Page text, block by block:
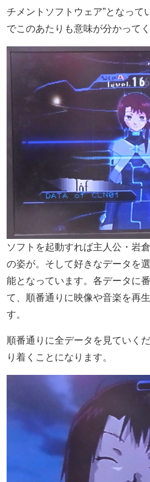
チメントソフトウェア”となって
でこのあたりも意味が分かって
ソフトを起動すれば主人公・岩
の姿が。そして好きなデータを
能となっています。各データに
て、順番通りに映像や音楽を再
す。
順番通りに全データを見ていく
り着くことになります。